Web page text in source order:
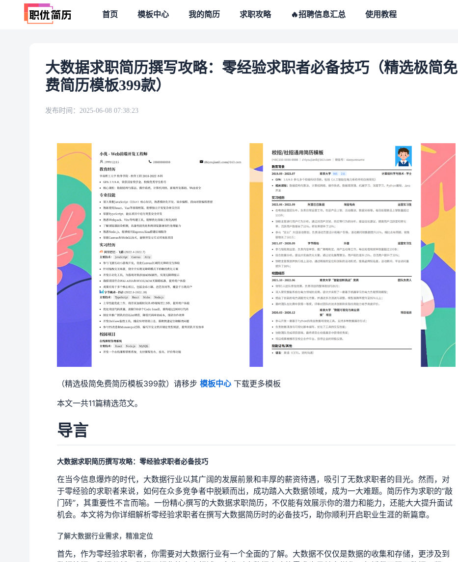
首页 模板中心 我的简历 求职攻略 🔥招聘信息汇总 使用教程
大数据求职简历撰写攻略：零经验求职者必备技巧（精选极简免
费简历模板399款）
发布时间： 2025-06-08 07:38:23
（精选极简免费简历模板399款）请移步 模板中心 下载更多模板
本文一共11篇精选范文。
导言
大数据求职简历撰写攻略：零经验求职者必备技巧
在当今信息爆炸的时代，大数据行业以其广阔的发展前景和丰厚的薪资待遇，吸引了无数求职者的目光。然而，对
于零经验的求职者来说，如何在众多竞争者中脱颖而出，成功踏入大数据领域，成为一大难题。简历作为求职的“敲
门砖”，其重要性不言而喻。一份精心撰写的大数据求职简历，不仅能有效展示你的潜力和能力，还能大大提升面试
机会。本文将为你详细解析零经验求职者在撰写大数据简历时的必备技巧，助你顺利开启职业生涯的新篇章。
了解大数据行业需求，精准定位
首先，作为零经验求职者，你需要对大数据行业有一个全面的了解。大数据不仅仅是数据的收集和存储，更涉及到